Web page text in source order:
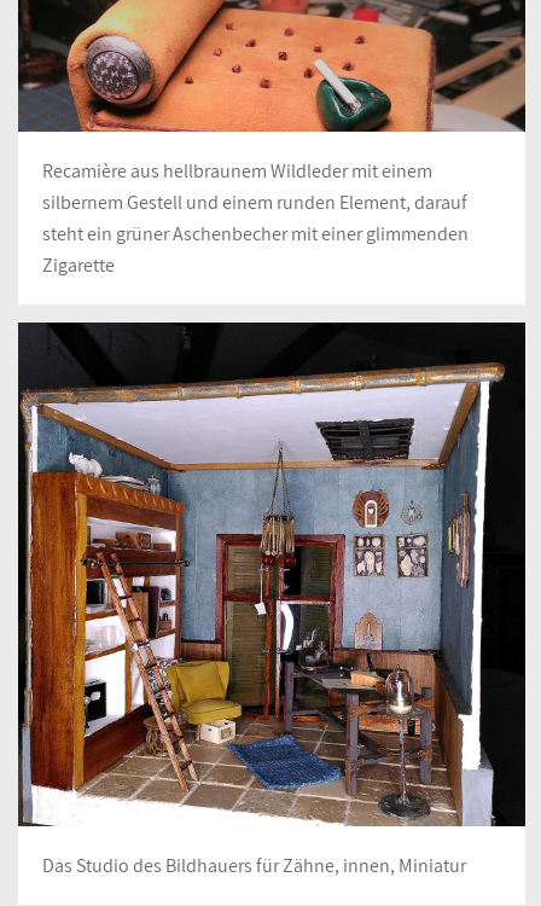
Recamière aus hellbraunem Wildleder mit einem
silbernem Gestell und einem runden Element, darauf
steht ein grüner Aschenbecher mit einer glimmenden
Zigarette
Das Studio des Bildhauers für Zähne, innen, Miniatur